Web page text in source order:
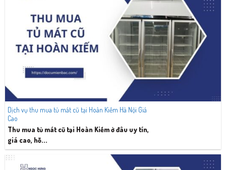
Dịch vụ thu mua tủ mát cũ tại Hoàn Kiếm Hà Nội Giá
Cao
Thu mua tủ mát cũ tại Hoàn Kiếm ở đâu uy tín,
giá cao, hỗ...